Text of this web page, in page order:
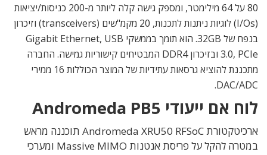
80על64 מילימטר, ומספק גישה קלה ליותר מ-200 כניסות/יציאות
(I/Os)
לוגיות ניתנות לתכנות, 20 מקמ"שים (transceivers)
וזיכרון
בנפח של 32GB. הוא תומך בממשקי Gigabit Ethernet, USB
3.0, PCIe ובזיכרוןDDR4 המבטיחים קישוריות גמישה. החברה
מתכננת להוציא גרסאות עתידיות של המוצר הכוללות 16 ממירי
DAC/ADC.
לוח אם ייעודי Andromeda PB5
ארכיטקטורת Andromeda XRU50 RFSoC תוכננה מראש
במטרה להקל על פריסת אנטנות Massive MIMO ומערכי